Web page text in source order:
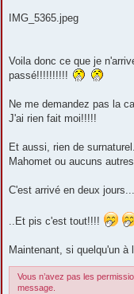
IMG_5365.jpeg
Voila donc ce que je
passé!!!!!!!!!!
Ne me demandez pas la
J'ai rien fait moi!!!!!
Et aussi, rien de
Mahomet ou aucuns
C'est arrivé en deux
..Et pis c'est tout!!!!
Maintenant, si quelqu'un
Vous n’avez pas les
message.